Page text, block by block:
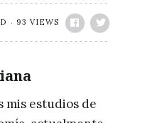
93 VIEWS
mis estudios de